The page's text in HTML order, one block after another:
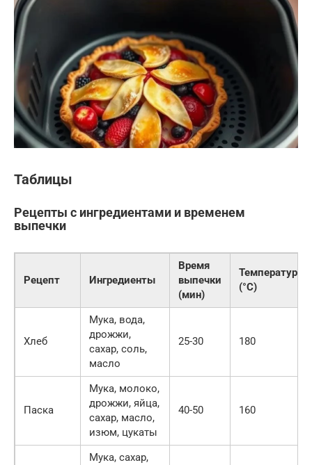
Таблицы
Рецепты с ингредиентами и временем
выпечки
Рецепт Ингредиенты
Время
выпечки
(мин)
Температура
(°C)
Хлеб
Мука, вода,
дрожжи,
сахар, соль,
масло
25-30 180
Паска
Мука, молоко,
дрожжи, яйца,
сахар, масло,
изюм, цукаты
40-50 160
Мука, сахар,